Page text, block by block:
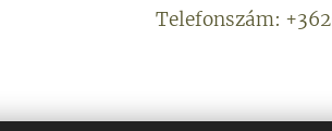
Telefonszám: